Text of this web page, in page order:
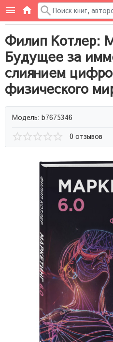
Филип Котлер:
Будущее за
слиянием
физического
Модель: b7675346
0 отзывов